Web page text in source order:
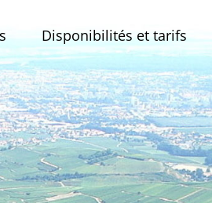
Disponibilités et tarifs